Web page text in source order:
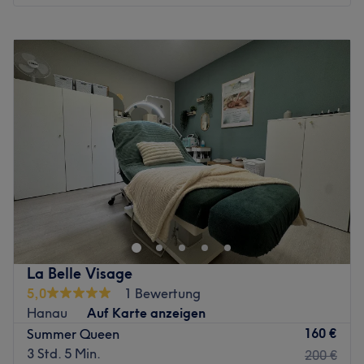
Dienstag
08:30
Mittwoch
Donnerstag
08:30
Freitag
08:30
08:00 – 13:30
Geschlossen
Einen guten Friseur zu finden, ist gar nicht so leicht, wie
man denkt – ein Problem, das viele Frauen kennen. In der
Hanauer Schönbornstraße 16 findest du das Haarstudio
Jung, wo man seit über 90 Jahren mit Qualität und
Können überzeugt. Interesse geweckt? Dann komm vorbei
und buch dir deinen Termin am besten online oder per
App mit Treatwell.
Viel Glanz und kein Spliss! Schöne und gesunde Haare
sind keine Hexerei! Das wissen auch die Profis bei
La Belle Visage
5,0
1 Bewertung
Hanau
Auf Karte anzeigen
Summer Queen
3 Std. 5 Min.
160 €
200 €